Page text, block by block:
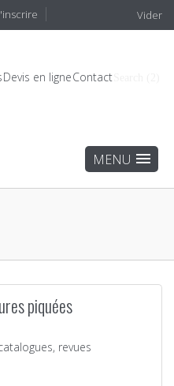
Vider
Devis en ligneContact
piquées
revues